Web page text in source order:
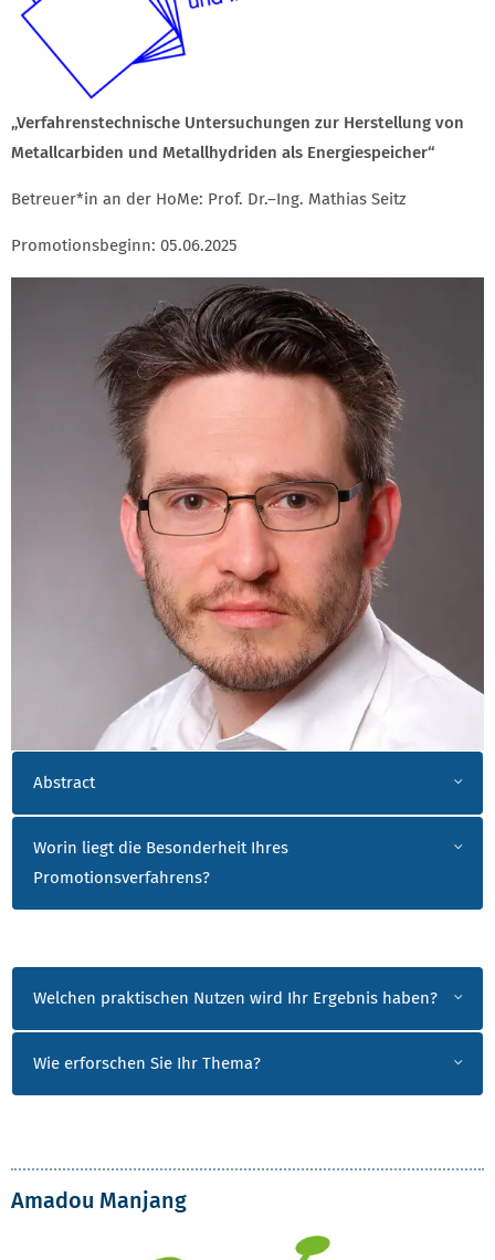
„Verfahrenstechnische Untersuchungen zur Herstellung von
Metallcarbiden und Metallhydriden als Energiespeicher“
Betreuer*in an der HoMe: Prof. Dr.–Ing. Mathias Seitz
Promotionsbeginn: 05.06.2025
ALEXANDER KÖBER
Abstract
Worin liegt die Besonderheit Ihres
Promotionsverfahrens?
Welchen praktischen Nutzen wird Ihr Ergebnis haben?
Wie erforschen Sie Ihr Thema?
Amadou Manjang